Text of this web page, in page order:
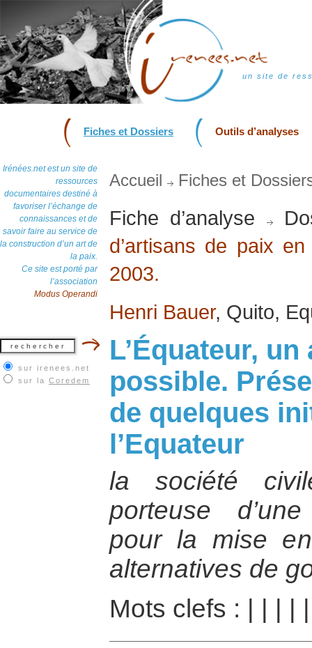
un site de
Fiches et Dossiers Outils d’analyses
Irénées.net est un site de
ressources
documentaires destiné à
favoriser l’échange de
connaissances et de
savoir faire au service de
la construction d’un art de
la paix.
Ce site est porté par
l’association
Modus Operandi
sur irenees.net
sur la Coredem
Accueil Fiches et
Fiche d’analyse
d’artisans de paix
2003.
Henri Bauer, Quito,
L’Équateur,
possible.
de quelques
l’Equateur
la société
porteuse
pour la mise
alternatives de
Mots clefs :